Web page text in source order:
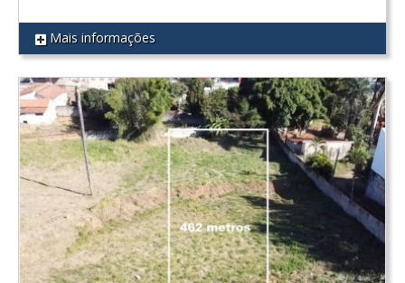
REF 98
Mais informações